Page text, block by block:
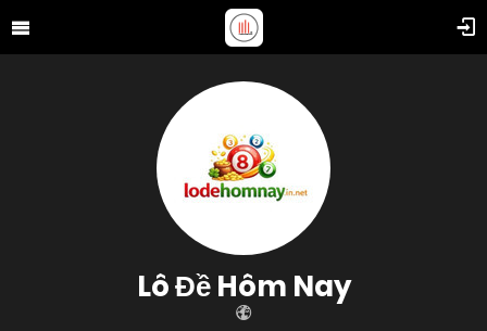
Lô Đề Hôm Nay